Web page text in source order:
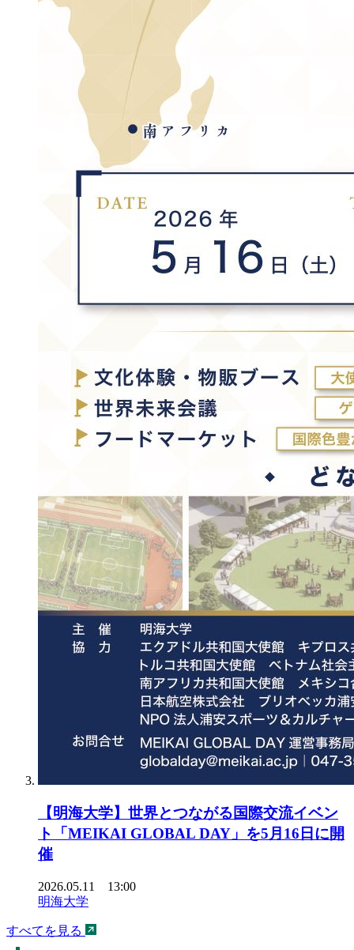
【明海大学】世界とつながる国際交流イベン
ト「MEIKAI GLOBAL DAY」を5月16日に開
催
2026.05.11 13:00
明海大学
すべてを見る